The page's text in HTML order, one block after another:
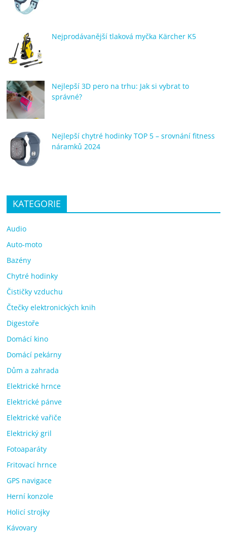
Nejprodávanější tlaková myčka Kärcher K5
Nejlepší 3D pero na trhu: Jak si vybrat to
správné?
Nejlepší chytré hodinky TOP 5 – srovnání fitness
náramků 2024
KATEGORIE
Audio
Auto-moto
Bazény
Chytré hodinky
Čističky vzduchu
Čtečky elektronických knih
Digestoře
Domácí kino
Domácí pekárny
Dům a zahrada
Elektrické hrnce
Elektrické pánve
Elektrické vařiče
Elektrický gril
Fotoaparáty
Fritovací hrnce
GPS navigace
Herní konzole
Holicí strojky
Kávovary